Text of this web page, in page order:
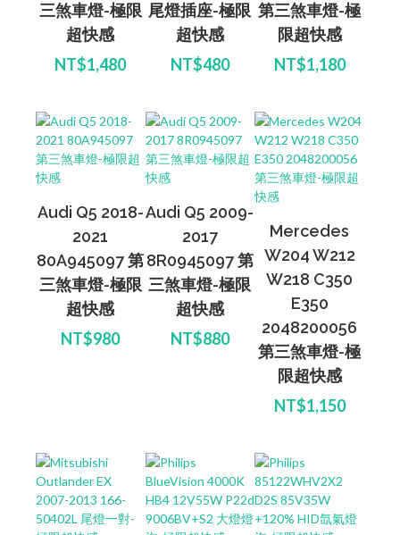
三煞車燈-極限
超快感
NT$1,480
尾燈插座-極限
超快感
NT$480
第三煞車燈-極
限超快感
NT$1,180
Audi Q5 2018-
2021
80A945097 第
三煞車燈-極限
超快感
NT$980
Audi Q5 2009-
2017
8R0945097 第
三煞車燈-極限
超快感
NT$880
Mercedes
W204 W212
W218 C350
E350
2048200056
第三煞車燈-極
限超快感
NT$1,150